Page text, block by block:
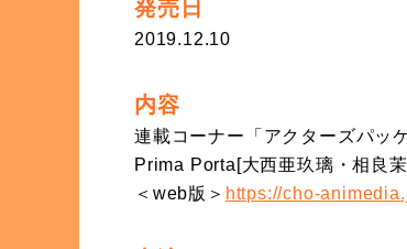
発売日
2019.12.10
内容
連載コーナー「アクターズパッ
Prima Porta[大西亜玖璃・相良
＜web版＞ https://cho-